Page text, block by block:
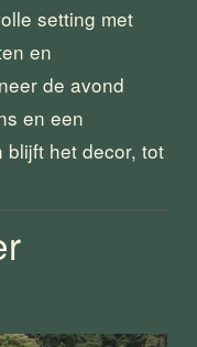
setting met
en
de avond
en een
blijft het decor, tot